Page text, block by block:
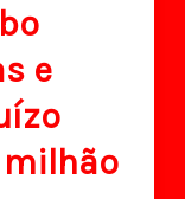
e
milhão